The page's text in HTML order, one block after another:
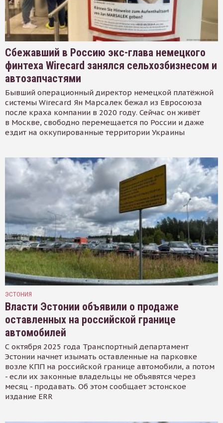
Сбежавший в Россию экс-глава немецкого
финтеха Wirecard занялся сельхозбизнесом и
автозапчастями
Бывший операционный директор немецкой платёжной
системы Wirecard Ян Марсалек бежал из Евросоюза
после краха компании в 2020 году. Сейчас он живёт
в Москве, свободно перемещается по России и даже
ездит на оккупированные территории Украины
ЭСТОНИЯ
Власти Эстонии объявили о продаже
оставленных на российской границе
автомобилей
С октября 2025 года Транспортный департамент
Эстонии начнет изымать оставленные на парковке
возле КПП на российской границе автомобили, а потом
- если их законные владельцы не объявятся через
месяц - продавать. Об этом сообщает эстонское
издание ERR